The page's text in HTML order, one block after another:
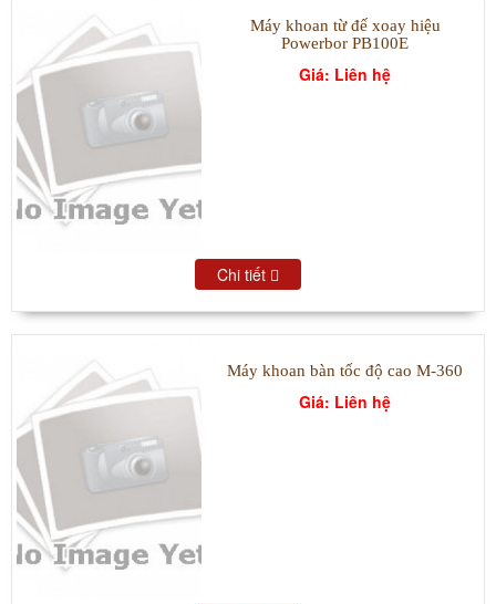
Máy khoan từ đế xoay hiệu
Powerbor PB100E
Giá: Liên hệ
Chi tiết
Máy khoan bàn tốc độ cao M-360
Giá: Liên hệ